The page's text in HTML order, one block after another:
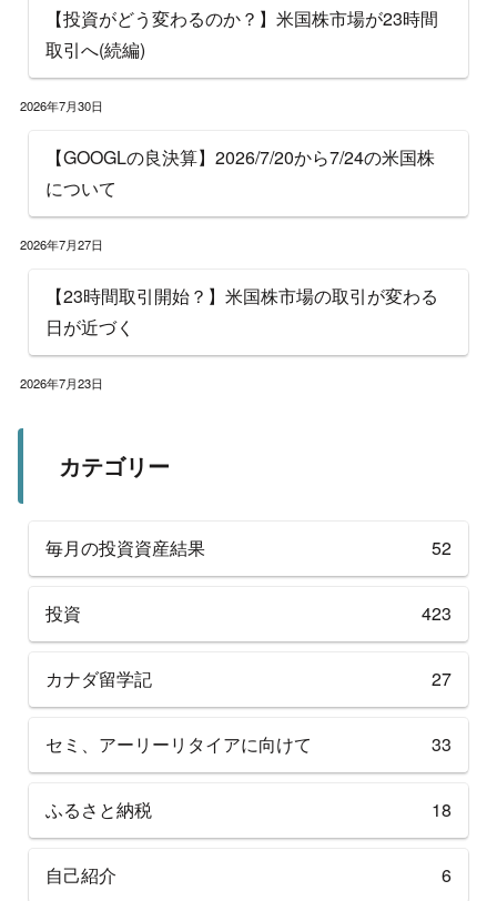
【投資がどう変わるのか？】米国株市場が23時間
取引へ(続編)
2026年7月30日
【GOOGLの良決算】2026/7/20から7/24の米国株
について
2026年7月27日
【23時間取引開始？】米国株市場の取引が変わる
日が近づく
2026年7月23日
カテゴリー
毎月の投資資産結果 52
投資 423
カナダ留学記 27
セミ、アーリーリタイアに向けて 33
ふるさと納税 18
自己紹介 6